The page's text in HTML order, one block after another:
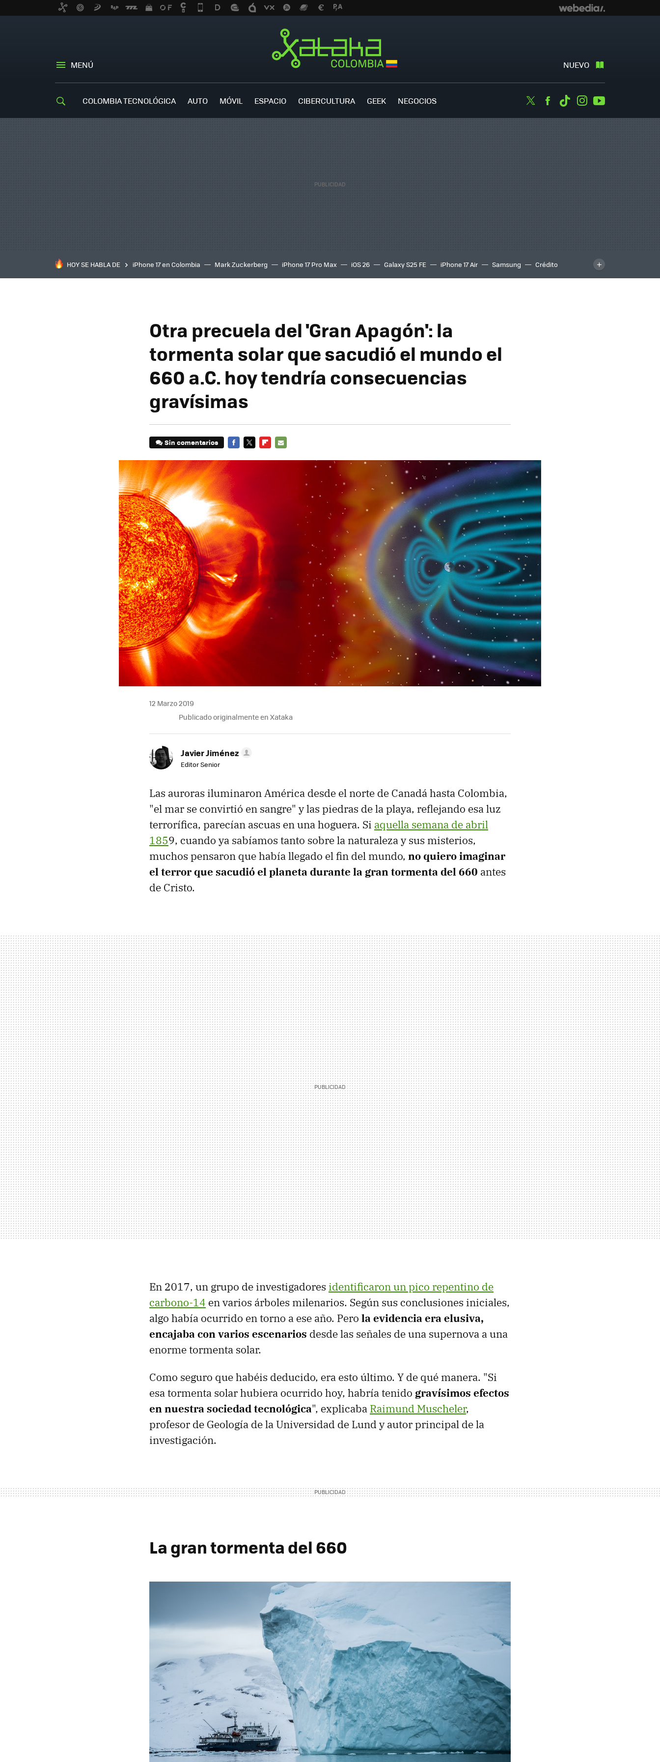
MENÚ NUEVO
COLOMBIA TECNOLÓGICA AUTO MÓVIL ESPACIO CIBERCULTURA GEEK NEGOCIOS TwitterFacebook
TiktokInstagram
HOY SE HABLA DE iPhone 17 en Colombia Mark Zuckerberg iPhone 17 Pro Max iOS 26 Galaxy S25 FE iPhone 17 Air Samsung
Crédito
inteligente
IA TCL C8K
Otra precuela del 'Gran Apagón': la
tormenta solar que sacudió el mundo el
660 a.C. hoy tendría consecuencias
gravísimas
Sin comentarios
12 Marzo 2019
Publicado originalmente en Xataka
Javier Jiménez
Editor Senior
Las auroras iluminaron América desde el norte de Canadá hasta Colombia,
"el mar se convirtió en sangre" y las piedras de la playa, reflejando esa luz
terrorífica, parecían ascuas en una hoguera. Si aquella semana de abril
1859, cuando ya sabíamos tanto sobre la naturaleza y sus misterios,
muchos pensaron que había llegado el fin del mundo, no quiero imaginar
el terror que sacudió el planeta durante la gran tormenta del 660 antes
de Cristo.
En 2017, un grupo de investigadores identificaron un pico repentino de
carbono-14 en varios árboles milenarios. Según sus conclusiones iniciales,
algo había ocurrido en torno a ese año. Pero la evidencia era elusiva,
encajaba con varios escenarios desde las señales de una supernova a una
enorme tormenta solar.
Como seguro que habéis deducido, era esto último. Y de qué manera. "Si
esa tormenta solar hubiera ocurrido hoy, habría tenido gravísimos efectos
en nuestra sociedad tecnológica", explicaba Raimund Muscheler,
profesor de Geología de la Universidad de Lund y autor principal de la
investigación.
La gran tormenta del 660